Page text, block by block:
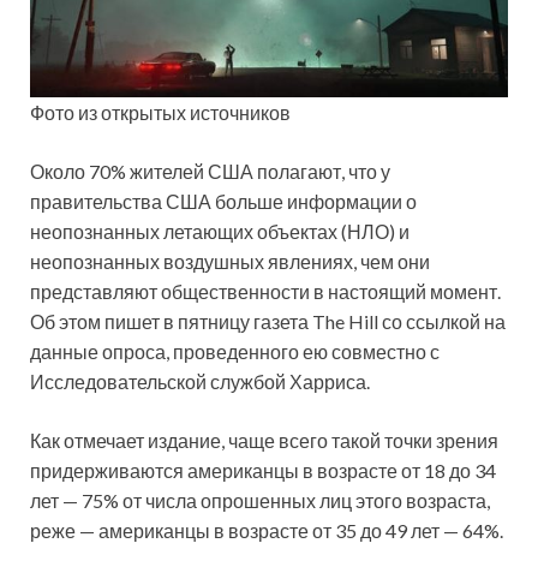
Фото из открытых источников
Около 70% жителей США полагают, что у
правительства США больше информации о
неопознанных летающих объектах (НЛО) и
неопознанных воздушных явлениях, чем они
представляют общественности в настоящий момент.
Об этом пишет в пятницу газета The Hillсо ссылкой на
данные опроса, проведенного ею совместно с
Исследовательской службой Харриса.
Как отмечает издание, чаще всего такой точки зрения
придерживаются американцы в возрасте от 18 до 34
лет — 75% от числа опрошенных лиц этого возраста,
реже — американцы в возрасте от 35 до 49 лет — 64%.